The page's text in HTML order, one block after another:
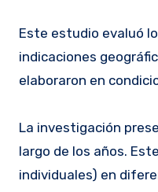
Este estudio evaluó
indicaciones
elaboraron en
La investigación
largo de los años.
individuales) en